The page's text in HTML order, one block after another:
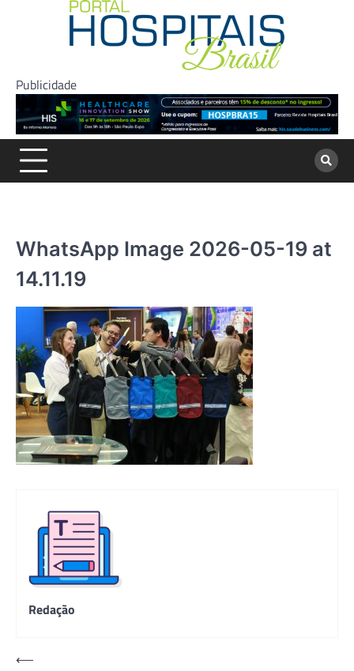
Publicidade
WhatsApp Image 2026-05-19 at
14.11.19
Redação
Navegação
⟵